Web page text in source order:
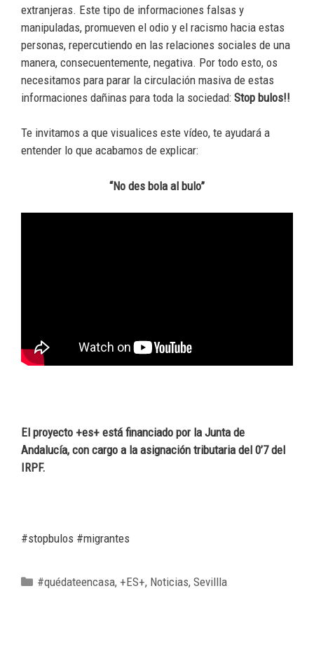
extranjeras. Este tipo de informaciones falsas y
manipuladas, promueven el odio y el racismo hacia estas
personas, repercutiendo en las relaciones sociales de una
manera, consecuentemente, negativa. Por todo esto, os
necesitamos para parar la circulación masiva de estas
informaciones dañinas para toda la sociedad: Stop bulos!!
Te invitamos a que visualices este vídeo, te ayudará a
entender lo que acabamos de explicar:
“No des bola al bulo”
El proyecto +es+ está financiado por la Junta de
Andalucía, con cargo a la asignación tributaria del 0’7 del
IRPF.
#stopbulos #migrantes
#quédateencasa, +ES+, Noticias,Sevillla